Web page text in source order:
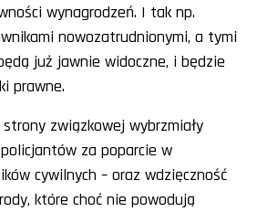
wynagrodzeń. I tak np.
nowozatrudnionymi, a tymi
już jawnie widoczne, i będzie
prawne.
związkowej wybrzmiały
za poparcie w
cywilnych – oraz wdzięczność
które choć nie powodują